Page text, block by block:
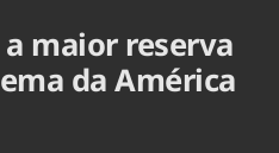
maior reserva
da América